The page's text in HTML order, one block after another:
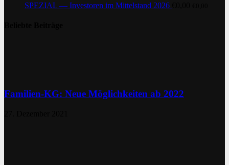
SPEZIAL — Investoren im Mittelstand 2026
Familien-KG: Neue Möglichkeiten ab 2022